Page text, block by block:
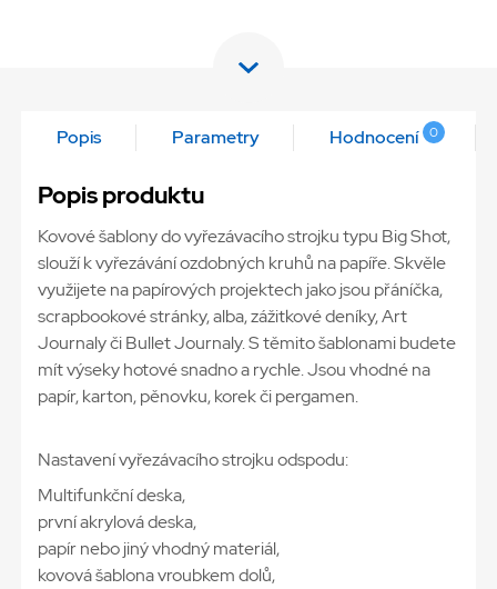
Popis Parametry Hodnocení 0
Popis produktu
Kovové šablony do vyřezávacího strojku typu Big Shot,
slouží k vyřezávání ozdobných kruhů na papíře. Skvěle
využijete na papírových projektech jako jsou přáníčka,
scrapbookové stránky, alba, zážitkové deníky, Art
Journaly či Bullet Journaly. S těmito šablonami budete
mít výseky hotové snadno a rychle. Jsou vhodné na
papír, karton, pěnovku, korek či pergamen.
Nastavení vyřezávacího strojku odspodu:
Multifunkční deska,
první akrylová deska,
papír nebo jiný vhodný materiál,
kovová šablona vroubkem dolů,